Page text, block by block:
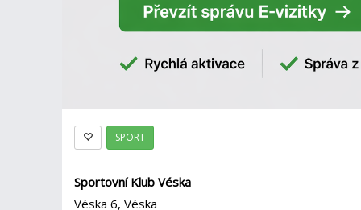
SPORT
Sportovní Klub Véska
Véska 6, Véska